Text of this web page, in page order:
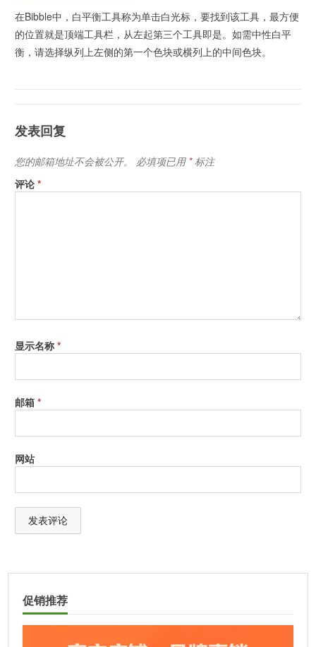
在Bibble中，白平衡工具称为单击白光标，要找到该工具，最方便
的位置就是顶端工具栏，从左起第三个工具即是。如需中性白平
衡，请选择纵列上左侧的第一个色块或横列上的中间色块。
发表回复
您的邮箱地址不会被公开。 必填项已用 *标注
评论*
显示名称*
邮箱*
网站
l
促销推荐